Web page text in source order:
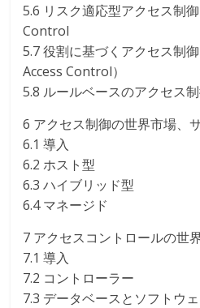
5.6 リスク適応型アクセス制
Control
5.7 役割に基づくアクセス制
Access Control）
5.8 ルールベースのアクセス
6 アクセス制御の世界市場、
6.1 導入
6.2 ホスト型
6.3 ハイブリッド型
6.4 マネージド
7 アクセスコントロールの世
7.1 導入
7.2 コントローラー
7.3 データベースとソフトウ